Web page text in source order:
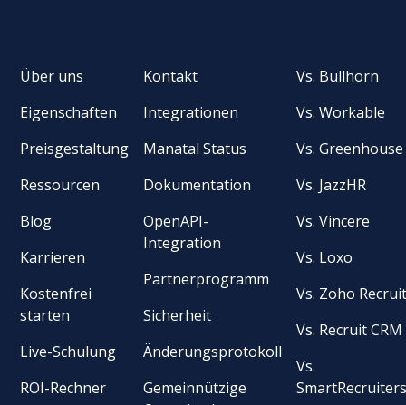
Über uns
Eigenschaften
Preisgestaltung
Ressourcen
Blog
Karrieren
Kostenfrei
starten
Live-Schulung
ROI-Rechner
Kontakt
Integrationen
Manatal Status
Dokumentation
OpenAPI-
Integration
Partnerprogramm
Sicherheit
Änderungsprotokoll
Gemeinnützige
Vs. Bullhorn
Vs. Workable
Vs. Greenhouse
Vs. JazzHR
Vs. Vincere
Vs. Loxo
Vs. Zoho
Vs. Recruit CRM
Vs.